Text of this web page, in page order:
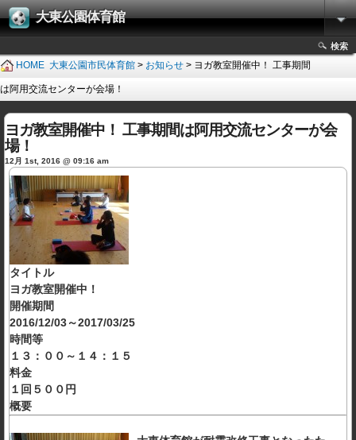
大東公園体育館
検索
HOME 大東公園市民体育館 > お知らせ > ヨガ教室開催中！ 工事期間
は阿用交流センターが会場！
ヨガ教室開催中！ 工事期間は阿用交流センターが会
場！
12月 1st, 2016 @ 09:16 am
タイトル
ヨガ教室開催中！
開催期間
2016/12/03～2017/03/25
時間等
１３：００～１４：１５
料金
１回５００円
概要